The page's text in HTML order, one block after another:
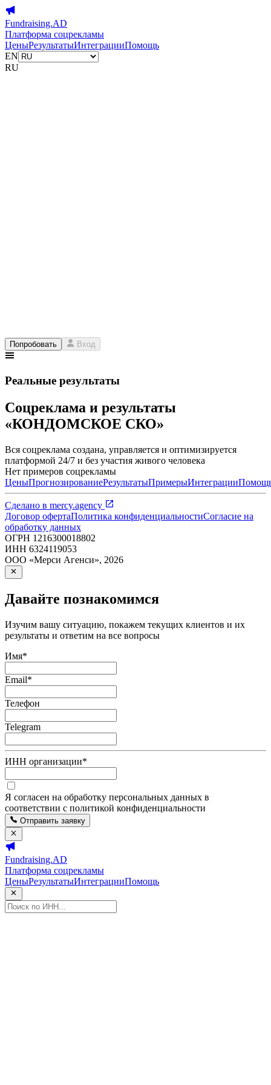
Fundraising.AD
Платформа соцрекламы
ЦеныРезультатыИнтеграцииПомощь
EN
RU
Попробовать Вход
Реальные результаты
Соцреклама и результаты
«КОНДОМСКОЕ СКО»
Вся соцреклама создана, управляется и оптимизируется
платформой 24/7 и без участия живого человека
Нет примеров соцрекламы
ЦеныПрогнозированиеРезультатыПримерыИнтеграции
Сделано в mercy.agency
Договор офертаПолитика конфиденциальностиСогласие на
обработку данных
ОГРН 1216300018802
ИНН 6324119053
ООО «Мерси Агенси», 2026
Давайте познакомимся
Изучим вашу ситуацию, покажем текущих клиентов и их
результаты и ответим на все вопросы
Имя*
Email*
Телефон
Telegram
ИНН организации*
Я согласен на обработку персональных данных в
соответствии с политикой конфиденциальности
Отправить заявку
Fundraising.AD
Платформа соцрекламы
ЦеныРезультатыИнтеграцииПомощь